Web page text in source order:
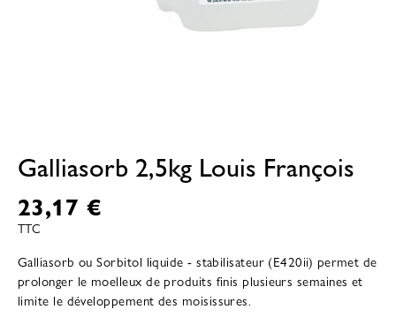
Galliasorb 2,5kg Louis François
23,17 €
TTC
Galliasorb ou Sorbitol liquide - stabilisateur (E420ii) permet de
prolonger le moelleux de produits finis plusieurs semaines et
limite le développement des moisissures.